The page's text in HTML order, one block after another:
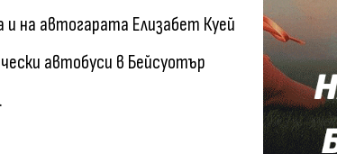
на автогарата Елизабет Куей
автобуси в Бейсуотър